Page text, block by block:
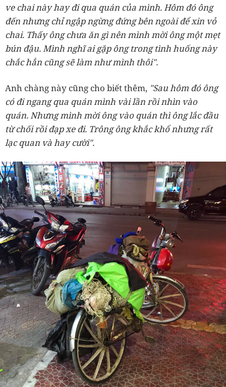
ve chai này hay đi qua quán của mình. Hôm đó ông
đến nhưng chỉ ngập ngừng đứng bên ngoài để xin vỏ
chai. Thấy ông chưa ăn gì nên mình mời ông một mẹt
bún đậu. Mình nghĩ ai gặp ông trong tình huống này
chắc hẳn cũng sẽ làm như mình thôi".
Anh chàng này cũng cho biết thêm, "Sau hôm đó ông
có đi ngang qua quán mình vài lần rồi nhìn vào
quán. Nhưng mình mời ông vào quán thì ông lắc đầu
từ chối rồi đạp xe đi. Trông ông khắc khổ nhưng rất
lạc quan và hay cười".